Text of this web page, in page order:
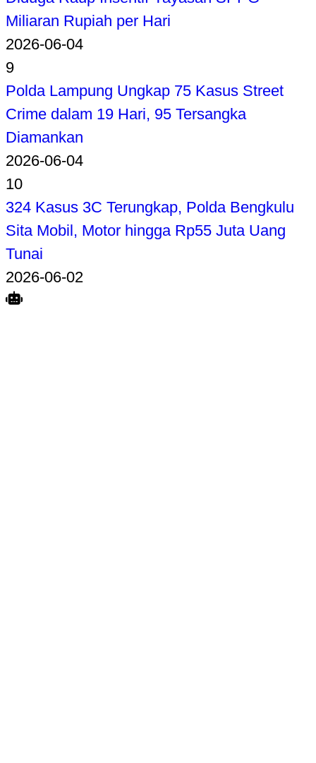
Miliaran Rupiah per Hari
2026-06-04
9
Polda Lampung Ungkap 75 Kasus Street
Crime dalam 19 Hari, 95 Tersangka
Diamankan
2026-06-04
10
324 Kasus 3C Terungkap, Polda Bengkulu
Sita Mobil, Motor hingga Rp55 Juta Uang
Tunai
2026-06-02